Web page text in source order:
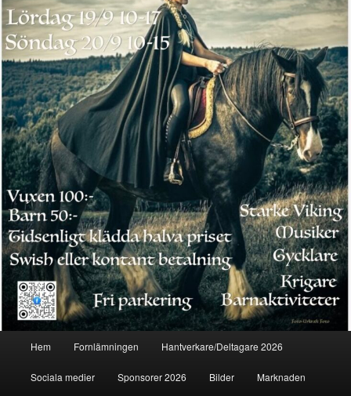
Hem Fornlämningen Hantverkare/Deltagare 2026
Sociala medier Sponsorer 2026 Bilder Marknaden